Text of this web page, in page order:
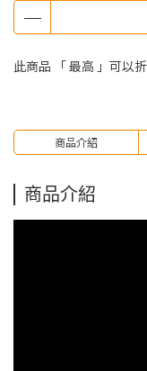
此商品 「 最高 」可以
商品介紹
商品介紹